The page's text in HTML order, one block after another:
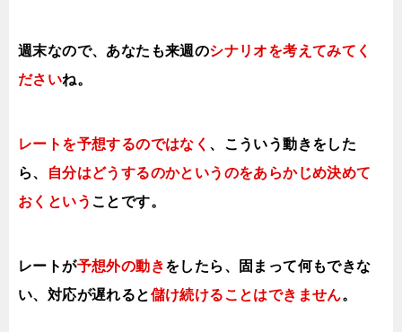
週末なので、あなたも来週のシナリオを考えてみてく
ださいね。
レートを予想するのではなく 、こういう動きをした
ら、
自分はどうするのかというのをあらかじめ決めて
おくという ことです。
レートが予想外の動きをしたら、固まって何もできな
い、対応が遅れると儲け続けることはできません。